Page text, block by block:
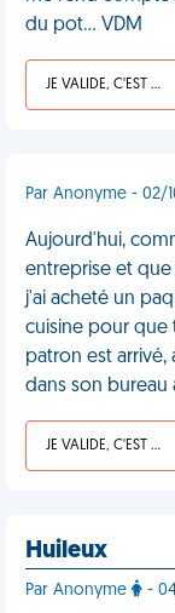
du pot... VDM
JE VALIDE, C'EST UNE VDM
Par Anonyme - 02/
Aujourd'hui,
entreprise et
j'ai acheté un
cuisine pour que
patron est arrivé,
dans son bureau
JE VALIDE, C'EST UNE VDM
Huileux
Par Anonyme -